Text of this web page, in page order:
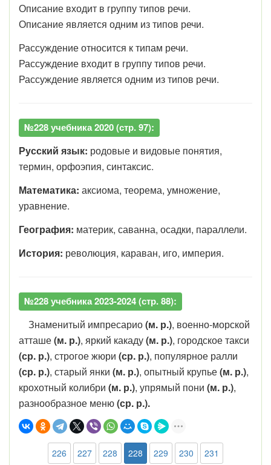
Описание входит в группу типов речи.
Описание является одним из типов речи.
Рассуждение относится к типам речи.
Рассуждение входит в группу типов речи.
Рассуждение является одним из типов речи.
№228 учебника 2020 (стр. 97):
Русский язык: родовые и видовые понятия,
термин, орфоэпия, синтаксис.
Математика: аксиома, теорема, умножение,
уравнение.
География: материк, саванна, осадки, параллели.
История: революция, караван, иго, империя.
№228 учебника 2023-2024 (стр. 88):
Знаменитый импресарио(м. р.), военно-морской
атташе(м. р.), яркий какаду(м. р.), городское такси
(ср. р.), строгое жюри (ср. р.), популярное ралли
(ср. р.), старый янки (м. р.), опытный крупье(м. р.),
крохотный колибри (м. р.), упрямый пони (м. р.),
разнообразное меню(ср. р.).
226 227 228 228 229 230 231